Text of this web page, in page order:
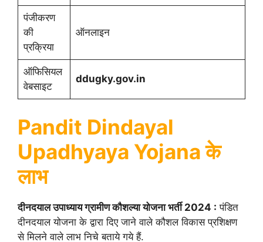
पंजीकरण
की
प्रक्रिया
ऑनलाइन
ऑफिसियल
वेबसाइट
ddugky.gov.in
Pandit Dindayal
Upadhyaya Yojana के
लाभ
दीनदयाल उपाध्याय ग्रामीण कौशल्या योजना भर्ती 2024 : पंडित
दीनदयाल योजना के द्वारा दिए जाने वाले कौशल विकास प्रशिक्षण
से मिलने वाले लाभ निचे बताये गये हैं.